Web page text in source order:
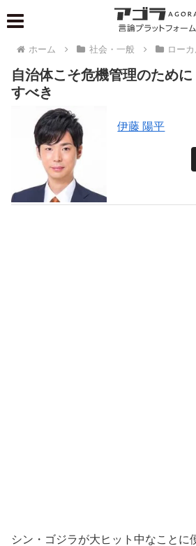
ホーム 社会・一般 ロー
自治体こそ危機管理のため
すべき
伊藤 陽平
シン・ゴジラが大ヒット中なことに